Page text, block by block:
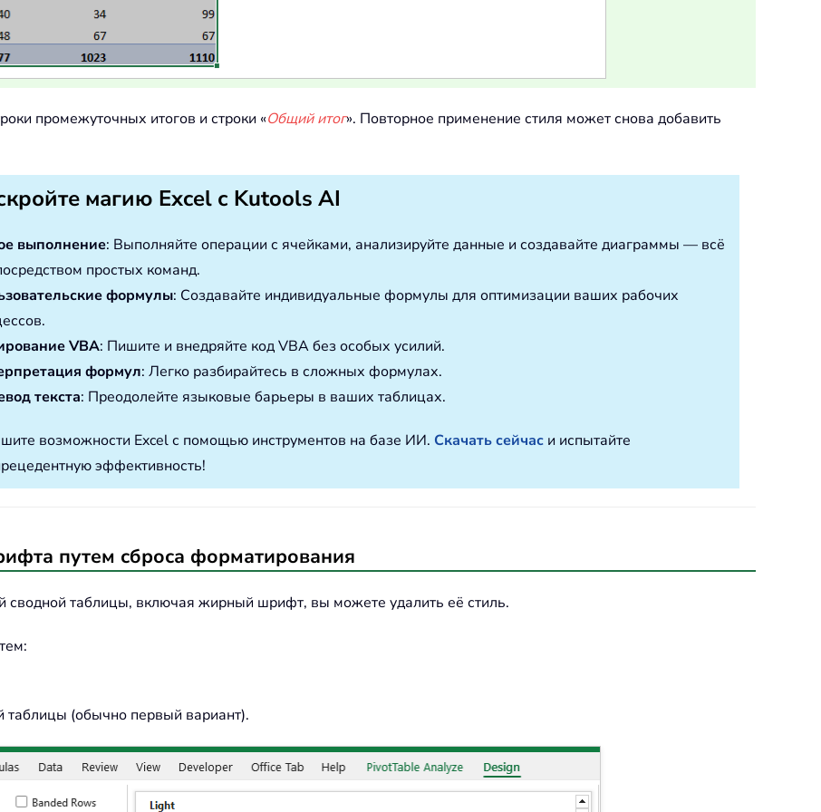
промежуточных итогов и строки «Общий итог». Повторное применение стиля может снова добавить
магию Excel с Kutools AI
выполнение: Выполняйте операции с ячейками, анализируйте данные и создавайте диаграммы — всё
простых команд.
формулы: Создавайте индивидуальные формулы для оптимизации ваших рабочих
VBA: Пишите и внедряйте код VBA без особых усилий.
формул: Легко разбирайтесь в сложных формулах.
текста: Преодолейте языковые барьеры в ваших таблицах.
возможности Excel с помощью инструментов на базе ИИ. Скачать сейчас и испытайте
эффективность!
путем сброса форматирования
сводной таблицы, включая жирный шрифт, вы можете удалить её стиль.
таблицы (обычно первый вариант).